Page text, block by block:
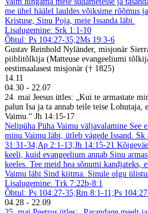
me ühel häälel lauldes võiksime rõõmus
Kristuse, Sinu Poja, meie Issanda läbi.
Lisalugemine: Srk 1:1-10
Õhtul: Ps 104:27-35;2Ms 19:3-6
Gustav Reinhold Nyländer, misjonär
piiblitõlkija (Matteuse evangeeliumi
eestimaalasest misjonär († 1825)
14.11
04.30 - 22.07
24. mai Jeesus ütles: „Kui te armastate
palun Isa ja ta annab teile teise Lohutaja,
Vaimu.“ Jh 14:15-17
Nelipüha Püha Vaimu väljavalamine See
minu Vaimu läbi, ütleb vägede Issand. Sk
31:31-34;Ap 2:1-13;Jh 14:15-21
keeli, kuid evangeelium annab Sinu
keeles. Tee meid hea sõnumi kandjateks,
Vaimu läbi Sind kiitma. Sinule olgu
Lisalugemine: Trk 7:22b-8:1
Õhtul: Ps 104:27-35;Rm 8:1-11;Ps
04.28 - 22.09